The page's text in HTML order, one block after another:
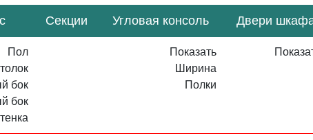
Секции Угловая консоль Двери
Пол
бок
бок
Показать
Ширина
Полки